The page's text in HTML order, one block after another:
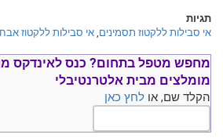
תגיות
אי סבילות ללקטוז תסמינים, אי סבילות ללקטוז
מחפש מטפל בתחום? כנס לאינדקס
מומלצים מבית אלטרנטיבלי
הקלד שם, או לחץ כאן